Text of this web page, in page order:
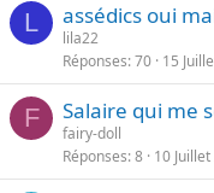
L assédics oui
lila22
Réponses 70 15
F Salaire qui me
fairy-doll
Réponses 8 10